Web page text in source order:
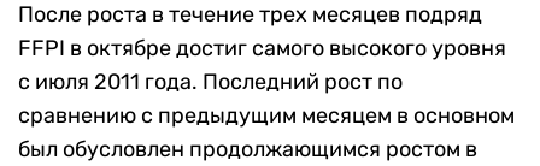
После роста в течение трех месяцев подряд
FFPI в октябре достиг самого высокого уровня
с июля 2011 года. Последний рост по
сравнению с предыдущим месяцем в основном
был обусловлен продолжающимся ростом в